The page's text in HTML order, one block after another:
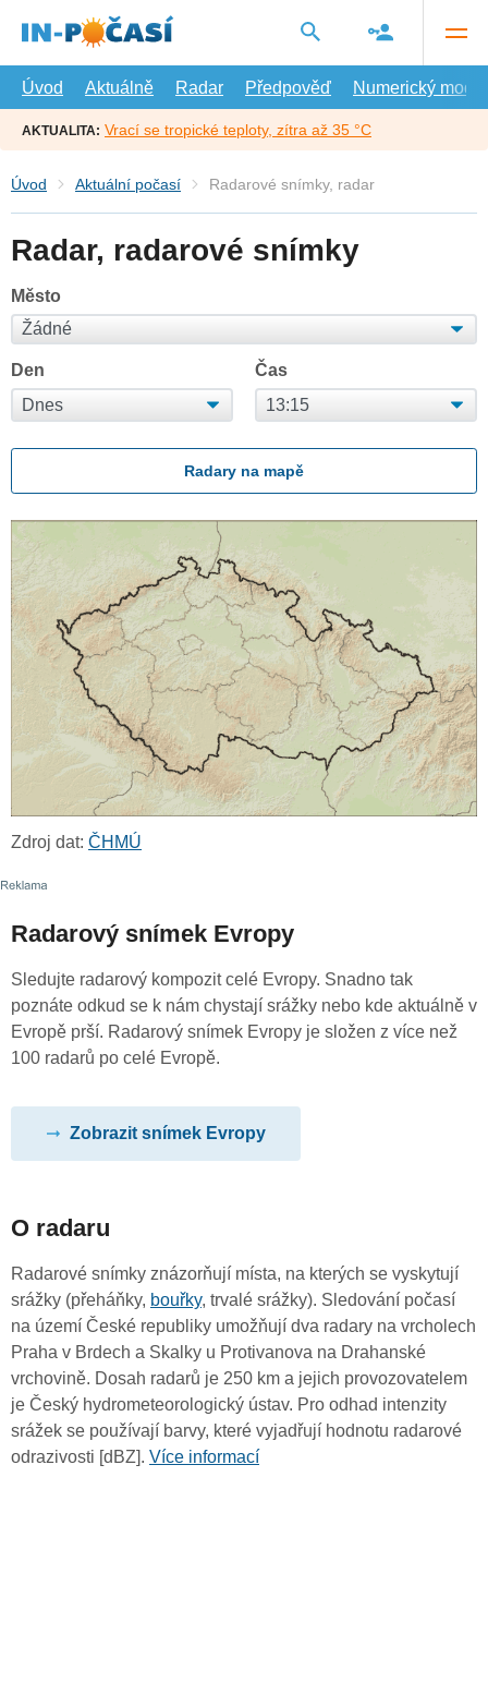
hlavní
Úvod
Aktuálně Radar Předpověď Numerický model
AKTUALITA: Vrací se tropické teploty, zítra až 35 °C
Úvod Aktuální počasí Radarové snímky, radar
Radar, radarové snímky
Město
Den Čas
Radary na mapě
Zdroj dat: ČHMÚ
Radarový snímek Evropy
Sledujte radarový kompozit celé Evropy. Snadno tak
poznáte odkud se k nám chystají srážky nebo kde aktuálně v
Evropě prší. Radarový snímek Evropy je složen z více než
100 radarů po celé Evropě.
Zobrazit snímek Evropy
O radaru
Radarové snímky znázorňují místa, na kterých se vyskytují
srážky (přeháňky, bouřky, trvalé srážky). Sledování počasí
na území České republiky umožňují dva radary na vrcholech
Praha v Brdech a Skalky u Protivanova na Drahanské
vrchovině. Dosah radarů je 250 km a jejich provozovatelem
je Český hydrometeorologický ústav. Pro odhad intenzity
srážek se používají barvy, které vyjadřují hodnotu radarové
odrazivosti [dBZ]. Více informací